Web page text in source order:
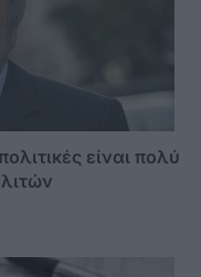
είναι πολύ